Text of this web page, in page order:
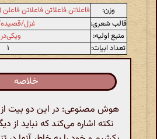
وزن:
فاعلاتن فاعلاتن فاعلاتن
قالب شعری:
غزل/
منبع اولیه:
تعداد ابیات:
۱
خلاصه
هوش مصنوعی: در این دو بیت از
نکته اشاره می‌کند که نباید از